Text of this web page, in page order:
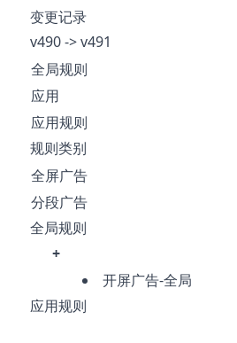
变更记录
v490 -> v491
全局规则
应用
应用规则
规则类别
全屏广告
分段广告
全局规则
+
开屏广告-全局
应用规则